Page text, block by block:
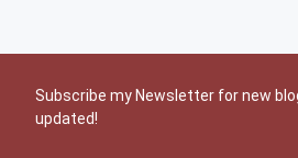
Subscribe my Newsletter for new
updated!